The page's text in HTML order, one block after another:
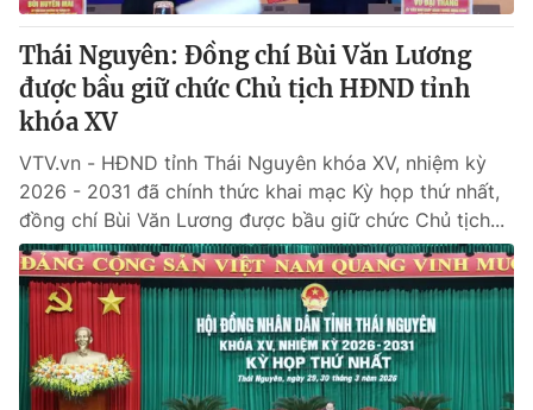
Thái Nguyên: Đồng chí Bùi Văn Lương
được bầu giữ chức Chủ tịch HĐND tỉnh
khóa XV
VTV.vn - HĐND tỉnh Thái Nguyên khóa XV, nhiệm kỳ
2026 - 2031 đã chính thức khai mạc Kỳ họp thứ nhất,
đồng chí Bùi Văn Lương được bầu giữ chức Chủ tịch...